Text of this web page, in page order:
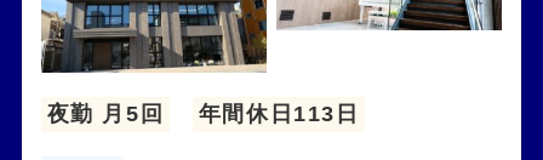
夜勤 月5回 年間休日113日